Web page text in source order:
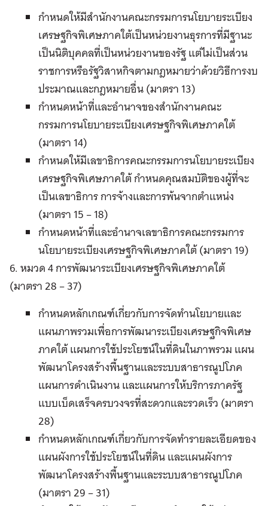
กำหนดให้มีสำนักงานคณะกรรมการนโยบายระเบียง
เศรษฐกิจพิเศษภาคใต้เป็นหน่วยงานธุรการที่มีฐานะ
เป็นนิติบุคคลที่เป็นหน่วยงานของรัฐ แต่ไม่เป็นส่วน
ราชการหรือรัฐวิสาหกิจตามกฎหมายว่าด้วยวิธีการงบ
ประมาณและกฎหมายอื่น (มาตรา 13)
กำหนดหน้าที่และอำนาจของสำนักงานคณะ
กรรมการนโยบายระเบียงเศรษฐกิจพิเศษภาคใต้
(มาตรา 14)
กำหนดให้มีเลขาธิการคณะกรรมการนโยบายระเบียง
เศรษฐกิจพิเศษภาคใต้ กำหนดคุณสมบัติของผู้ที่จะ
เป็นเลขาธิการ การจ้างและการพ้นจากตำแหน่ง
(มาตรา 15 – 18)
กำหนดหน้าที่และอำนาจเลขาธิการคณะกรรมการ
นโยบายระเบียงเศรษฐกิจพิเศษภาคใต้ (มาตรา 19)
6. หมวด 4 การพัฒนาระเบียงเศรษฐกิจพิเศษภาคใต้
(มาตรา 28 – 37)
กำหนดหลักเกณฑ์เกี่ยวกับการจัดทำนโยบายและ
แผนภาพรวมเพื่อการพัฒนาระเบียงเศรษฐกิจพิเศษ
ภาคใต้ แผนการใช้ประโยชน์ในที่ดินในภาพรวม แผน
พัฒนาโครงสร้างพื้นฐานและระบบสาธารณูปโภค
แผนการดำเนินงาน และแผนการให้บริการภาครัฐ
แบบเบ็ดเสร็จครบวงจรที่สะดวกและรวดเร็ว (มาตรา
28)
กำหนดหลักเกณฑ์เกี่ยวกับการจัดทำรายละเอียดของ
แผนผังการใช้ประโยชน์ในที่ดิน และแผนผังการ
พัฒนาโครงสร้างพื้นฐานและระบบสาธารณูปโภค
(มาตรา 29 – 31)